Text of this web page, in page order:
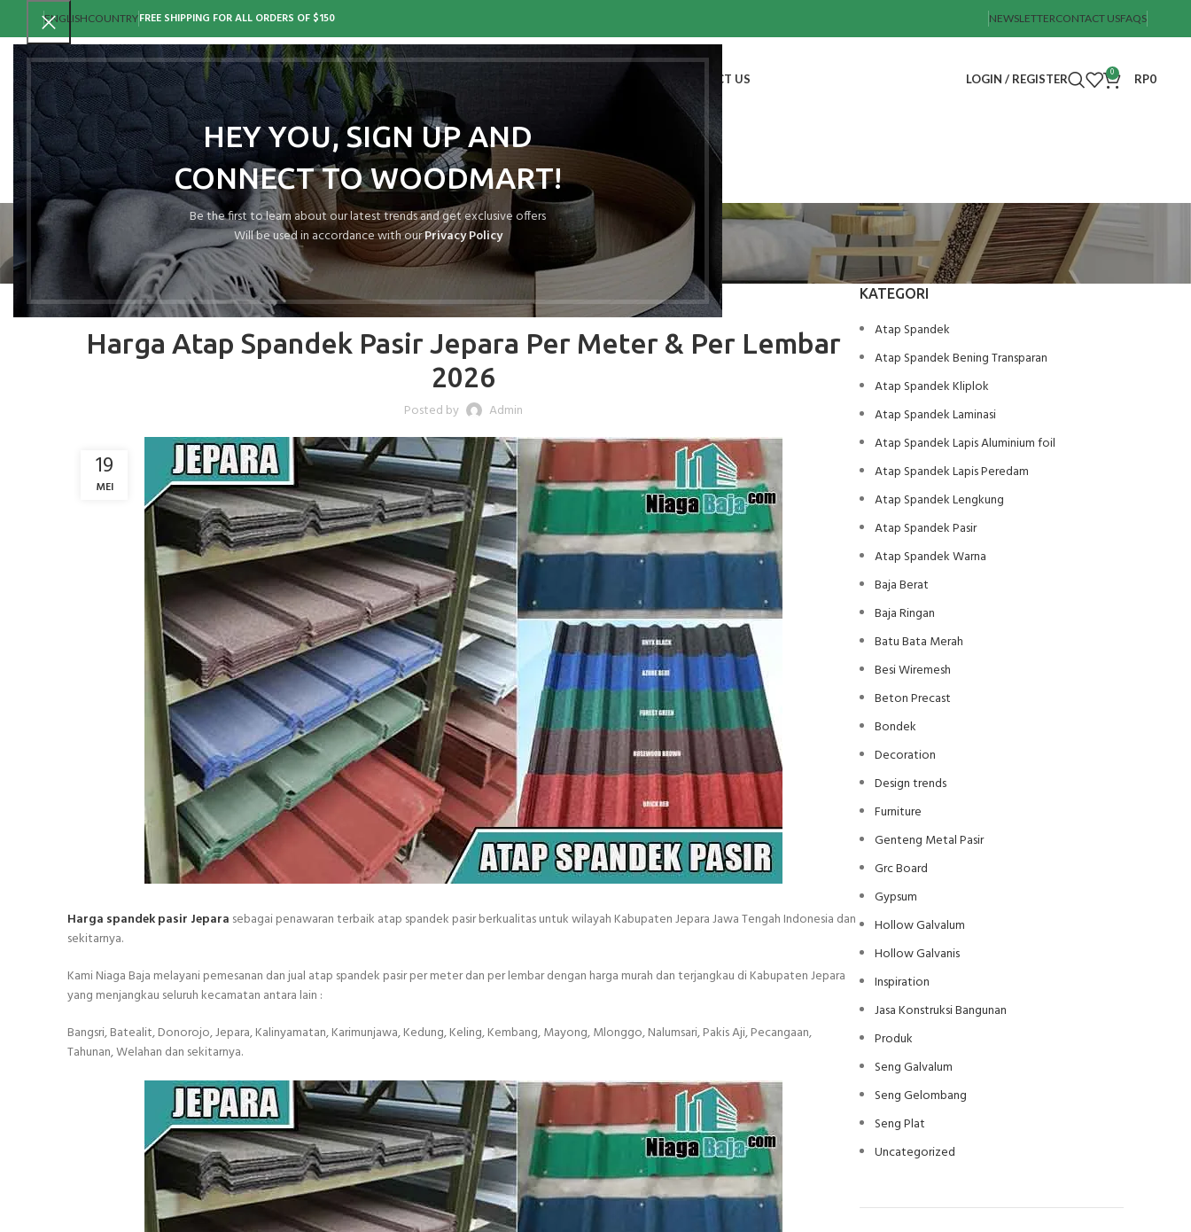
HEY YOU, SIGN UP AND
CONNECT TO WOODMART!
Be the first to learn about our latest trends and get exclusive offers
Will be used in accordance with ourPrivacy Policy
ENGLISHCOUNTRYFREE SHIPPING FOR ALL ORDERS OF $150 NEWSLETTERCONTACT USFAQS
CONTACT US LOGIN / REGISTER 0 RP0
Blog
Harga Atap Spandek Pasir Jepara Per Meter & Per Lembar
2026
Posted by Admin
19
MEI
Harga spandek pasir Jepara sebagai penawaran terbaik atap spandek pasir berkualitas untuk wilayah Kabupaten Jepara Jawa Tengah Indonesia dan
sekitarnya.
Kami Niaga Baja melayani pemesanan dan jual atap spandek pasir per meter dan per lembar dengan harga murah dan terjangkau di Kabupaten Jepara
yang menjangkau seluruh kecamatan antara lain :
Bangsri, Batealit, Donorojo, Jepara, Kalinyamatan, Karimunjawa, Kedung, Keling, Kembang, Mayong, Mlonggo, Nalumsari, Pakis Aji, Pecangaan,
Tahunan, Welahan dan sekitarnya.
KATEGORI
Atap Spandek
Atap Spandek Bening Transparan
Atap Spandek Kliplok
Atap Spandek Laminasi
Atap Spandek Lapis Aluminium foil
Atap Spandek Lapis Peredam
Atap Spandek Lengkung
Atap Spandek Pasir
Atap Spandek Warna
Baja Berat
Baja Ringan
Batu Bata Merah
Besi Wiremesh
Beton Precast
Bondek
Decoration
Design trends
Furniture
Genteng Metal Pasir
Grc Board
Gypsum
Hollow Galvalum
Hollow Galvanis
Inspiration
Jasa Konstruksi Bangunan
Produk
Seng Galvalum
Seng Gelombang
Seng Plat
Uncategorized